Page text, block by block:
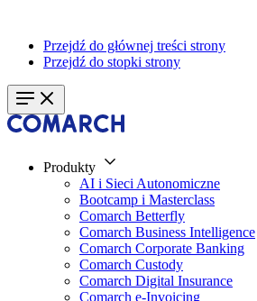
Przejdź do głównej treści strony
Przejdź do stopki strony
Produkty
AI i Sieci Autonomiczne
Bootcamp i Masterclass
Comarch Betterfly
Comarch Business Intelligence
Comarch Corporate Banking
Comarch Custody
Comarch Digital Insurance
Comarch e-Invoicing